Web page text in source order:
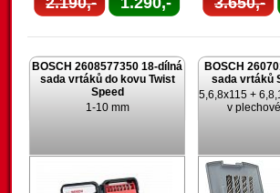
BOSCH 2608577350 18-dílná
sada vrtáků do kovu Twist
Speed
1-10 mm
BOSCH
sada vrtáků
5,6,8x115 +
v